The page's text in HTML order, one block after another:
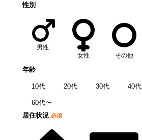
性別
男性
女性
その他
年齢
10代 20代 30代 40代
60代〜
居住状況 必須